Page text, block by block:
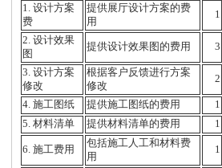
1. 设计方案
费
提供展厅设计方案的费
用
1
2. 设计效果
图
提供设计效果图的费用 3
3. 设计方案
修改
根据客户反馈进行方案
修改
2
4. 施工图纸 提供施工图纸的费用 1
5. 材料清单
提供材料清单的费用 1
6. 施工费用
包括施工人工和材料费
用
1